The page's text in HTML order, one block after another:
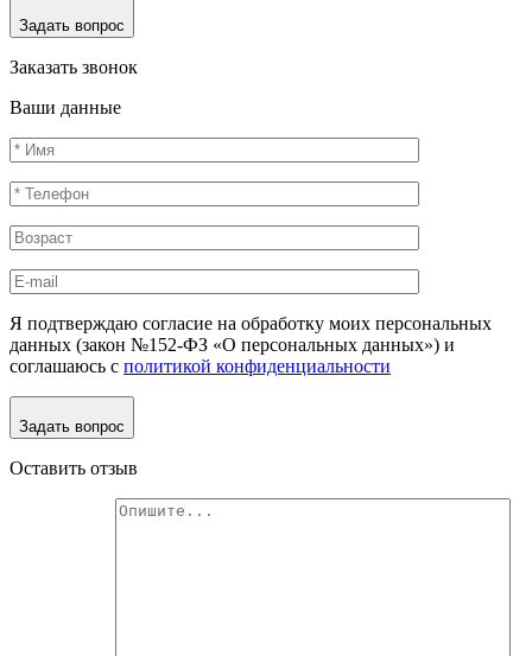
Задать вопрос
Заказать звонок
Ваши данные
Я подтверждаю согласие на обработку моих персональных
данных (закон №152-ФЗ «О персональных данных») и
соглашаюсь с политикой конфиденциальности
Задать вопрос
Оставить отзыв